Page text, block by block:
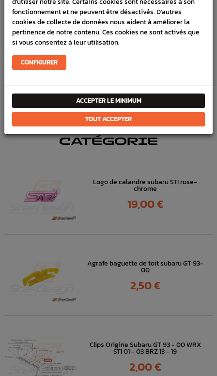
SCHÉMA CONSTRUCTEUR
Référence :3246
En stock :1
FICHE TECHNIQUE
DANSLA MÊME
CATÉGORIE
Logo de calandre subaru STI rose-
chrome
Prix
19,00 €
Agrafe baguette de toit subaru GT 93-
00
Prix
2,50 €
Clips Origine Subaru GT 93 - 00 WRX
STI 01 - 03 BRZ 13 - 19
Prix
2,00 €
fonctionnement et ne peuvent être désactivés. D'autres
cookies de collecte de données nous aident à améliorer la
pertinence de notre contenu. Ces cookies ne sont activés que
si vous consentez à leur utilisation.
CONFIGURER
ACCEPTER LE MINIMUM
TOUT ACCEPTER